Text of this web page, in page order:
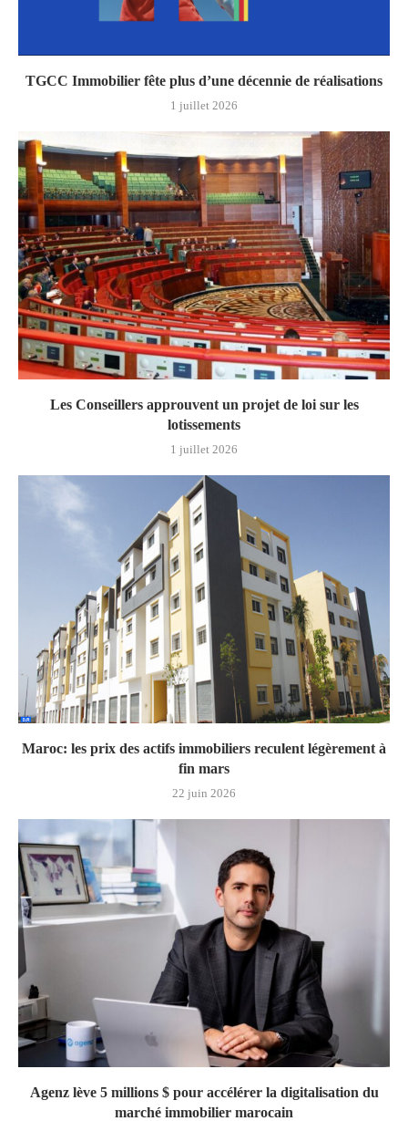
TGCC Immobilier fête plus d’une décennie de réalisations
1 juillet 2026
Les Conseillers approuvent un projet de loi sur les
lotissements
1 juillet 2026
Maroc: les prix des actifs immobiliers reculent légèrement à
fin mars
22 juin 2026
Agenz lève 5 millions $ pour accélérer la digitalisation du
marché immobilier marocain